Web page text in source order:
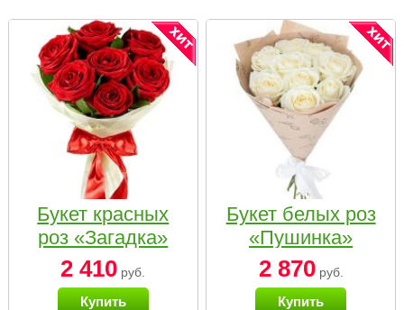
Букет красных
роз «Загадка»
2 410 руб.
Купить
Букет белых роз
«Пушинка»
2 870руб.
Купить